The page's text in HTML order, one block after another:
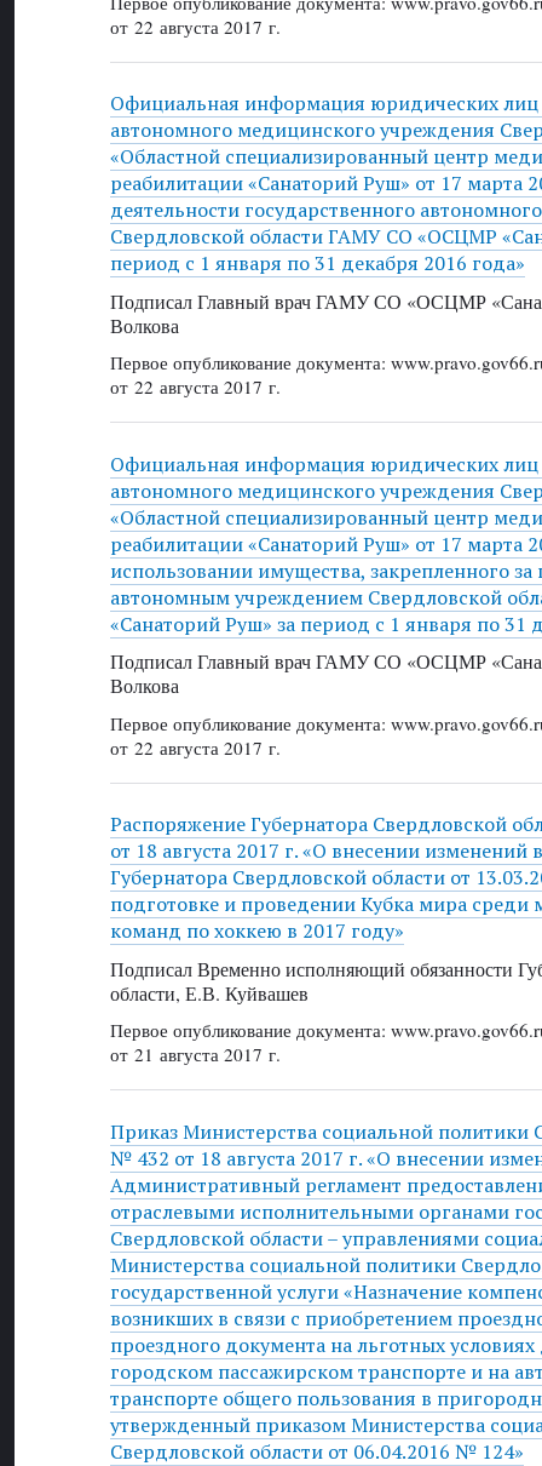
от 22 августа 2017 г.
Официальная информация юридических лиц
автономного медицинского учреждения
«Областной специализированный центр
реабилитации «Санаторий Руш» от 17 марта
деятельности государственного
Свердловской области ГАМУ СО «ОСЦМР
период с 1 января по 31 декабря 2016 года»
Подписал Главный врач ГАМУ СО «ОСЦМР
Волкова
Первое опубликование документа:
от 22 августа 2017 г.
Официальная информация юридических лиц
автономного медицинского учреждения
«Областной специализированный центр
реабилитации «Санаторий Руш» от 17 марта
использовании имущества, закрепленного
автономным учреждением Свердловской
«Санаторий Руш» за период с 1 января по 31
Подписал Главный врач ГАМУ СО «ОСЦМР
Волкова
Первое опубликование документа:
от 22 августа 2017 г.
Распоряжение Губернатора Свердловской
от 18 августа 2017 г. «О внесении изменений
Губернатора Свердловской области от
подготовке и проведении Кубка мира
команд по хоккею в 2017 году»
Подписал Временно исполняющий обязанности
области, Е.В. Куйвашев
Первое опубликование документа:
от 21 августа 2017 г.
Приказ Министерства социальной политики
№ 432 от 18 августа 2017 г. «О внесении
Административный регламент
отраслевыми исполнительными органами
Свердловской области – управлениями
Министерства социальной политики
государственной услуги «Назначение
возникших в связи с приобретением
проездного документа на льготных
городском пассажирском транспорте и на
транспорте общего пользования в
утвержденный приказом Министерства
Свердловской области от 06.04.2016 № 124»